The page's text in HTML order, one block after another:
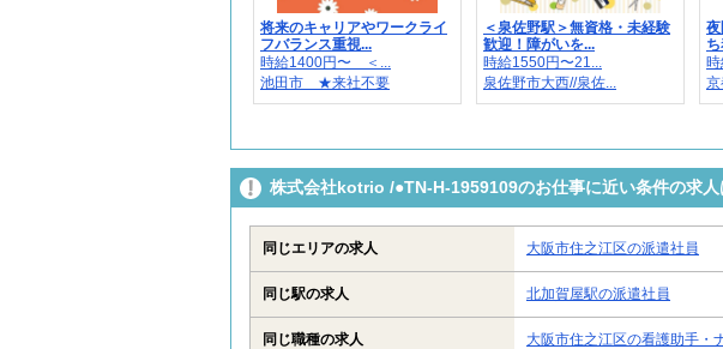
将来のキャリアやワークライ
フバランス重視...
時給1400円〜 ＜...
池田市 ★来社不要
＜泉佐野駅＞無資格・未経験
歓迎！障がいを...
時給1550円〜21...
泉佐野市大西//泉佐...
京
株式会社kotrio /●TN-H-1959109のお仕事に近い条件の求人
同じエリアの求人 大阪市住之江区の派遣社員
同じ駅の求人 北加賀屋駅の派遣社員
同じ職種の求人 大阪市住之江区の看護助手・